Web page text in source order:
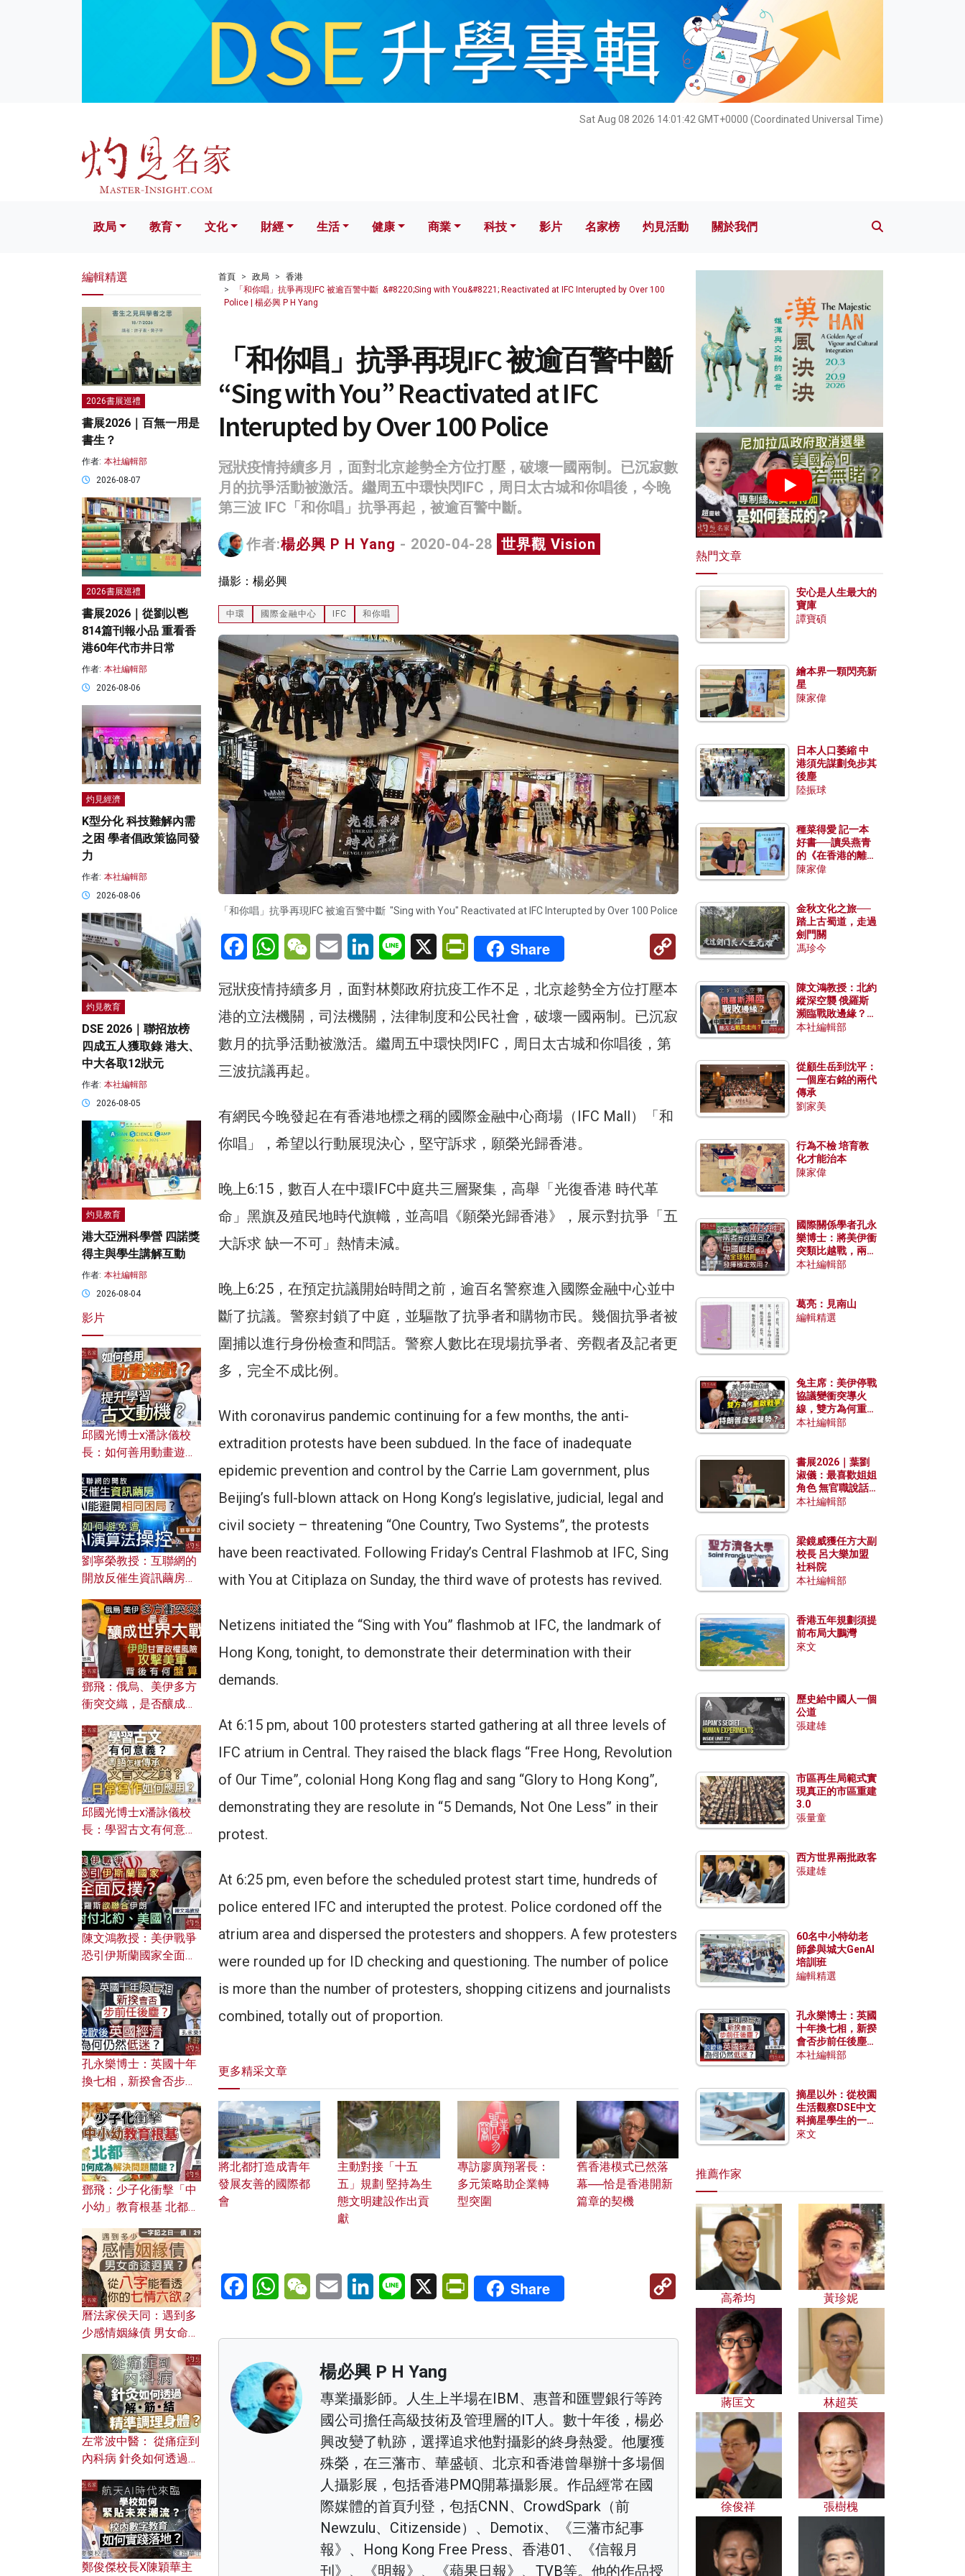
Sat Aug 08 2026 14:01:44 GMT+0000 (Coordinated Universal Time)
文化 財經 生活 健康 科技 影片 名家榜 灼見活動 關於我們
政局 教育 文化 財經 生活 健康 商業 科技 影片 名家榜 灼見活動 關於我們
首頁 政局
香港
「和你唱」抗爭再現IFC 被逾百警中斷 &#8220;Sing with You&#8221; Reactivated at IFC Interupted by Over 100
Police | 楊必興 P H Yang
「和你唱」抗爭再現IFC 被逾百警中斷
“Sing with You” Reactivated at IFC
Interupted by Over 100 Police
冠狀疫情持續多月，面對北京趁勢全方位打壓，破壞一國兩制。已沉寂數
月的抗爭活動被激活。繼周五中環快閃IFC，周日太古城和你唱後，今晚
第三波 IFC「和你唱」抗爭再起，被逾百警中斷。
作者:楊必興 P H Yang - 2020-04-28 世界觀 Vision
攝影：楊必興
中環 國際金融中心 IFC 和你唱
「和你唱」抗爭再現IFC 被逾百警中斷 "Sing with You" Reactivated at IFC Interupted by Over 100 Police
FacebookWhatsAppWeChatEmail LinkedInLine X PrintFriendly
Share
Copy
冠狀疫情持續多月，面對林鄭政府抗疫工作不足，北京趁勢全方位打壓本
港的立法機關，司法機關，法律制度和公民社會，破壞一國兩制。已沉寂
數月的抗爭活動被激活。繼周五中環快閃IFC，周日太古城和你唱後，第
三波抗議再起。
有網民今晚發起在有香港地標之稱的國際金融中心商場（IFC Mall）「和
你唱」，希望以行動展現決心，堅守訴求，願榮光歸香港。
晚上6:15，數百人在中環IFC中庭共三層聚集，高舉「光復香港 時代革
命」黑旗及殖民地時代旗幟，並高唱《願榮光歸香港》，展示對抗爭「五
大訴求 缺一不可」熱情未減。
晚上6:25，在預定抗議開始時間之前，逾百名警察進入國際金融中心並中
斷了抗議。警察封鎖了中庭，並驅散了抗爭者和購物市民。幾個抗爭者被
圍捕以進行身份檢查和問話。警察人數比在現場抗爭者、旁觀者及記者更
多，完全不成比例。
With coronavirus pandemic continuing for a few months, the anti-
extradition protests have been subdued. In the face of inadequate
epidemic prevention and control by the Carrie Lam government, plus
Beijing’s full-blown attack on Hong Kong’s legislative, judicial, legal and
civil society – threatening “One Country, Two Systems”, the protests
have been reactivated. Following Friday’s Central Flashmob at IFC, Sing
with You at Citiplaza on Sunday, the third wave of protests has revived.
Netizens initiated the “Sing with You” flashmob at IFC, the landmark of
Hong Kong, tonight, to demonstrate their determination with their
demands.
At 6:15 pm, about 100 protesters started gathering at all three levels of
IFC atrium in Central. They raised the black flags “Free Hong, Revolution
of Our Time”, colonial Hong Kong flag and sang “Glory to Hong Kong”,
demonstrating they are resolute in “5 Demands, Not One Less” in their
protest.
At 6:25 pm, even before the scheduled protest start time, hundreds of
police entered IFC and interupted the protest. Police cordoned off the
atrium area and dispersed the protesters and shoppers. A few protesters
were rounded up for ID checking and questioning. The number of police
is more than the number of protesters, shopping citizens and journalists
combined, totally out of proportion.
更多精采文章
將北都打造成青年
發展友善的國際都
會
主動對接「十五
五」規劃 堅持為生
態文明建設作出貢
獻
專訪廖廣翔署長：
多元策略助企業轉
型突圍
舊香港模式已然落
幕──恰是香港開新
篇章的契機
FacebookWhatsAppWeChatEmail LinkedInLine X PrintFriendly
Share
Copy
Link
楊必興 P H Yang
專業攝影師。人生上半場在IBM、惠普和匯豐銀行等跨
國公司擔任高級技術及管理層的IT人。數十年後，楊必
興改變了軌跡，選擇追求他對攝影的終身熱愛。他屢獲
殊榮，在三藩市、華盛頓、北京和香港曾舉辦十多場個
人攝影展，包括香港PMQ開幕攝影展。作品經常在國
際媒體的首頁刋登，包括CNN、CrowdSpark（前
Newzulu、Citizenside）、Demotix、《三藩市紀事
報》、Hong Kong Free Press、香港01、《信報月
刊》、《明報》、《蘋果日報》、TVB等。他的作品授
編輯精選
2026書展巡禮
書展2026｜百無一用是
書生？
作者: 本社編輯部
2026-08-07
2026書展巡禮
書展2026｜從劉以鬯
814篇刊報小品 重看香
港60年代市井日常
作者: 本社編輯部
2026-08-06
灼見經濟
K型分化 科技難解內需
之困 學者倡政策協同發
力
作者: 本社編輯部
2026-08-06
灼見教育
DSE 2026｜聯招放榜
四成五人獲取錄 港大、
中大各取12狀元
作者: 本社編輯部
2026-08-05
灼見教育
港大亞洲科學營 四諾獎
得主與學生講解互動
作者: 本社編輯部
2026-08-04
影片
邱國光博士x潘詠儀校
長：如何善用動畫遊戲
劉寧榮教授：互聯網的
開放反催生資訊繭房，
何避免遭AI演算法操
控？
鄧飛：俄烏、美伊多方
衝突交織，是否釀成世
風險攻擊美軍，背後有
何盤算？
邱國光博士x潘詠儀校
長：學習古文有何意
文之美？ 日常寫作如何
應用？
陳文鴻教授：美伊戰爭
恐引伊斯蘭國家全面反
對付北約美國？
孔永樂博士：英國十年
換七相，新揆會否步前
濟為何仍然低迷？
鄧飛：少子化衝擊「中
小幼」教育根基 北都如
曆法家侯天同：遇到多
少感情姻緣債 男女命途
的七情六欲？
左常波中醫： 從痛症到
內科病 針灸如何透過解
鄭俊傑校長X陳穎華主
熱門文章
安心是人生最大的
寶庫
譚寶碩
繪本界一顆閃亮新
星
陳家偉
日本人口萎縮 中
港須先謀劃免步其
後塵
陸振球
種菜得愛 記一本
好書──讀吳燕青
的《在香港的離島
種菜》
陳家偉
金秋文化之旅──
踏上古蜀道，走過
劍門關
馮珍今
陳文鴻教授：北約
縱深空襲 俄羅斯
瀕臨戰敗邊緣？中
國零部件能左右戰
本社編輯部
從顧生岳到沈平：
一個座右銘的兩代
傳承
劉家美
行為不檢 培育教
化才能治本
陳家偉
國際關係學者孔永
樂博士：將美伊衝
突類比越戰，兩者
有何異同？中國崛
本社編輯部
葛亮：見南山
編輯精選
兔主席：美伊停戰
協議變衝突導火
線，雙方為何重啟
戰爭？伊朗一早洞
本社編輯部
書展2026｜葉劉
淑儀：最喜歡姐姐
角色 無官職說話
包袱少
本社編輯部
梁鏡威獲任方大副
校長 呂大樂加盟
社科院
本社編輯部
香港五年規劃須提
前布局大鵬灣
來文
歷史給中國人一個
公道
張建雄
市區再生局範式實
現真正的市區重建
3.0
張量童
西方世界兩批政客
張建雄
60名中小特幼老
師參與城大GenAI
培訓班
編輯精選
孔永樂博士：英國
十年換七相，新揆
會否步前任後塵？
脫歐後英國經濟為
本社編輯部
摘星以外：從校園
生活觀察DSE中文
科摘星學生的一點
特質
來文
推薦作家
高希均 黃珍妮
蔣匡文 林超英
徐俊祥 張樹槐